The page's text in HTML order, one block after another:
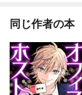
同じ作者の本